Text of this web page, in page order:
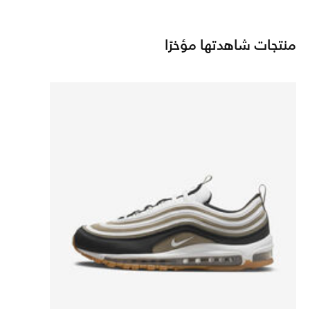
منتجات شاهدتها مؤخرًا